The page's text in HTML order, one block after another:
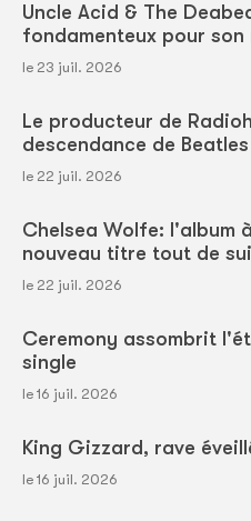
Uncle Acid & The
fondamenteux pour son
le 23 juil. 2026
Le producteur de
descendance de
le 22 juil. 2026
Chelsea Wolfe: l'album
nouveau titre tout de
le 22 juil. 2026
Ceremony assombrit
single
le 16 juil. 2026
King Gizzard, rave
le 16 juil. 2026